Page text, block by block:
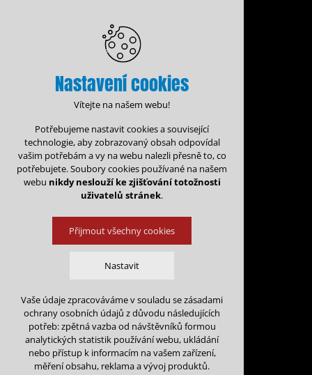
Administrace rezervací
Rezervace na:
Zpět na kalendář
Nastavení cookies
Vítejte na našem webu!
Potřebujeme nastavit cookies a související
technologie, aby zobrazovaný obsah odpovídal
vašim potřebám a vy na webu nalezli přesně to, co
potřebujete. Soubory cookies používané na našem
webu nikdy neslouží ke zjišťování totožnosti
uživatelů stránek.
Přijmout všechny cookies
Nastavit
Technická cookies
nutná pro provozování webu
udržení kontextu stránek (session):
případná přihlášení, volby jazyka, apod.
Volitelná cookies
Vaše údaje zpracováváme v souladu se zásadami
ochrany osobních údajů z důvodu následujících
potřeb: zpětná vazba od návštěvníků formou
analytických statistik používání webu, ukládání
nebo přístup k informacím na vašem zařízení,
měření obsahu, reklama a vývoj produktů.